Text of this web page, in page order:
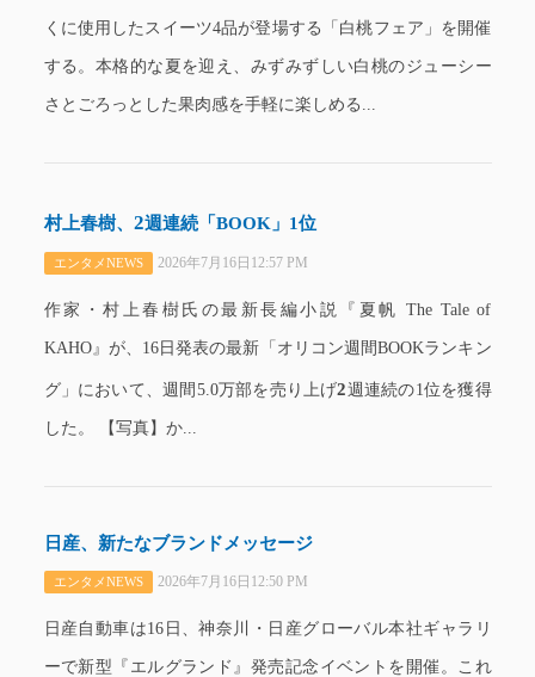
くに使用したスイーツ4品が登場する「白桃フェア」を開催
する。本格的な夏を迎え、みずみずしい白桃のジューシー
さとごろっとした果肉感を手軽に楽しめる...
村上春樹、 2週連続「BOOK」1位
エンタメNEWS 2026年7月16日12:57 PM
作家・村上春樹氏の最新長編小説『夏帆 The Tale of
KAHO』が、16日発表の最新「オリコン週間BOOKランキン
グ」において、週間5.0万部を売り上げ2週連続の1位を獲得
した。 【写真】か...
日産、新たなブランドメッセージ
エンタメNEWS 2026年7月16日12:50 PM
日産自動車は16日、神奈川・日産グローバル本社ギャラリ
ーで新型『エルグランド』発売記念イベントを開催。これ